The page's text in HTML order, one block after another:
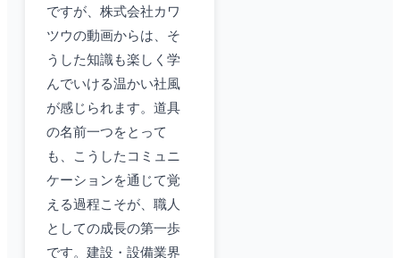
ですが、株式会社カワ
ツウの動画からは、そ
うした知識も楽しく学
んでいける温かい社風
が感じられます。道具
の名前一つをとって
も、こうしたコミュニ
ケーションを通じて覚
える過程こそが、職人
としての成長の第一歩
です。建設・設備業界